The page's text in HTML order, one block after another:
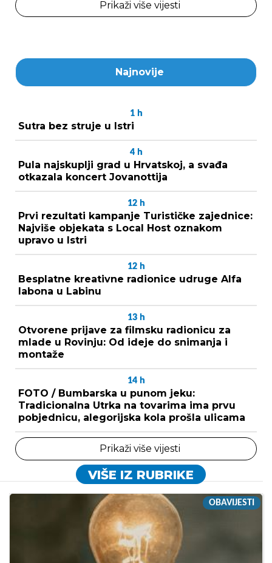
Prikaži više vijesti
Najnovije
1 h
Sutra bez struje u Istri
4 h
Pula najskuplji grad u Hrvatskoj, a svađa
otkazala koncert Jovanottija
12 h
Prvi rezultati kampanje Turističke zajednice:
Najviše objekata s Local Host oznakom
upravo u Istri
12 h
Besplatne kreativne radionice udruge Alfa
labona u Labinu
13 h
Otvorene prijave za filmsku radionicu za
mlade u Rovinju: Od ideje do snimanja i
montaže
14 h
FOTO / Bumbarska u punom jeku:
Tradicionalna Utrka na tovarima ima prvu
pobjednicu, alegorijska kola prošla ulicama
Prikaži više vijesti
VIŠE IZ RUBRIKE
OBAVIJESTI